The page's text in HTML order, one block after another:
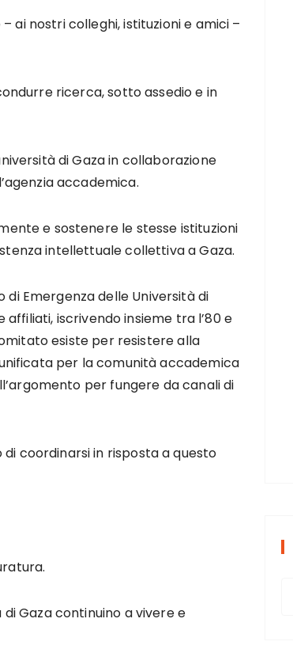
ai nostri colleghi, istituzioni e amici –
ricerca, sotto assedio e in
di Gaza in collaborazione
accademica.
e sostenere le stesse istituzioni
intellettuale collettiva a Gaza.
Emergenza delle Università di
iscrivendo insieme tra l’80 e
esiste per resistere alla
per la comunità accademica
per fungere da canali di
coordinarsi in risposta a questo
Gaza continuino a vivere e